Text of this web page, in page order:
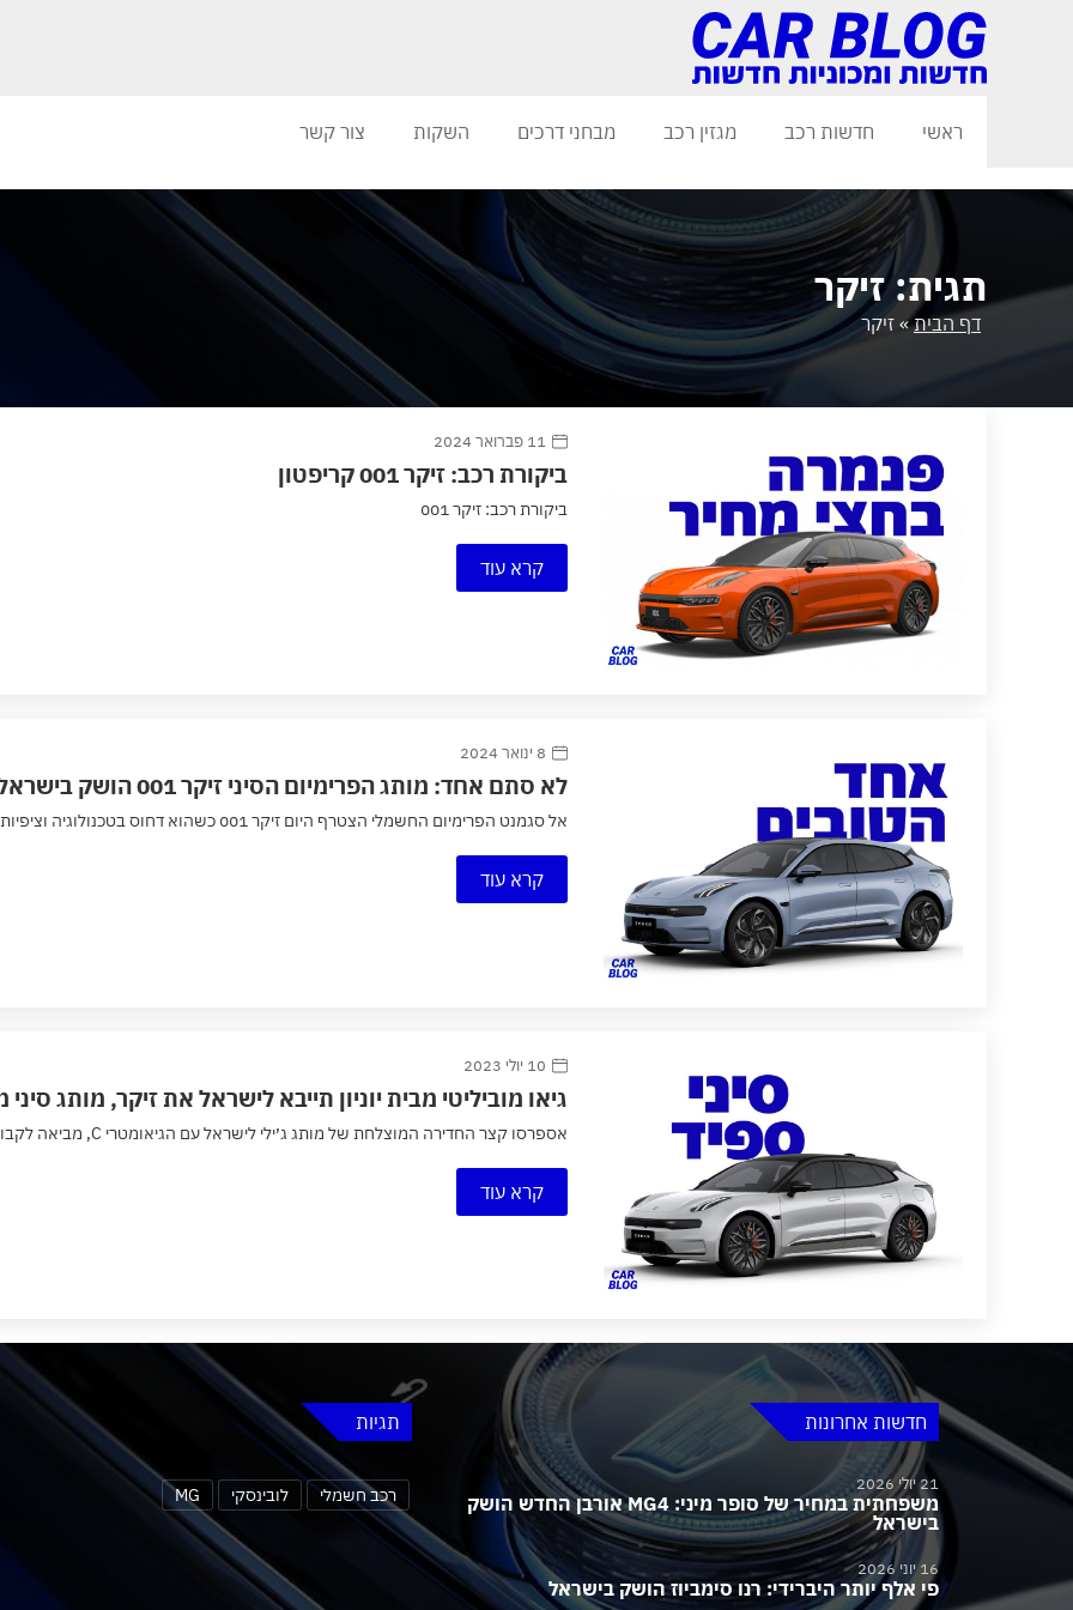
ראשי חדשות רכב מגזין רכב מבחני דרכים השקות צור קשר
תגית: זיקר
דף הבית» זיקר
11 פברואר 2024
ביקורת רכב: זיקר 001 קריפטון
ביקורת רכב: זיקר 001
קרא עוד
8 ינואר 2024
לא סתם אחד: מותג הפרימיום הסיני זיקר 001 הושק בישראל
אל סגמנט הפרימיום החשמלי הצטרף היום זיקר 001 כשהוא דחוס בטכנולוגיה וציפיות גבוהות. האם יהפוך ללהיט הבא של ההייטקיסטים?
קרא עוד
10 יולי 2023
גיאו מוביליטי מבית יוניון תייבא לישראל את זיקר, מותג סיני
אספרסו קצר החדירה המוצלחת של מותג ג׳ילי לישראל עם הגיאומטרי C, מביאה לקבוצת יוניון את זיקר, מותג פרימיום צעיר...
קרא עוד
חדשות אחרונות
21 יולי 2026
משפחתית במחיר של סופר מיני: MG4 אורבן החדש הושק
בישראל
16 יוני 2026
פי אלף יותר היברידי: רנו סימביוז הושק בישראל
תגיות
רכב חשמלי לובינסקי MG